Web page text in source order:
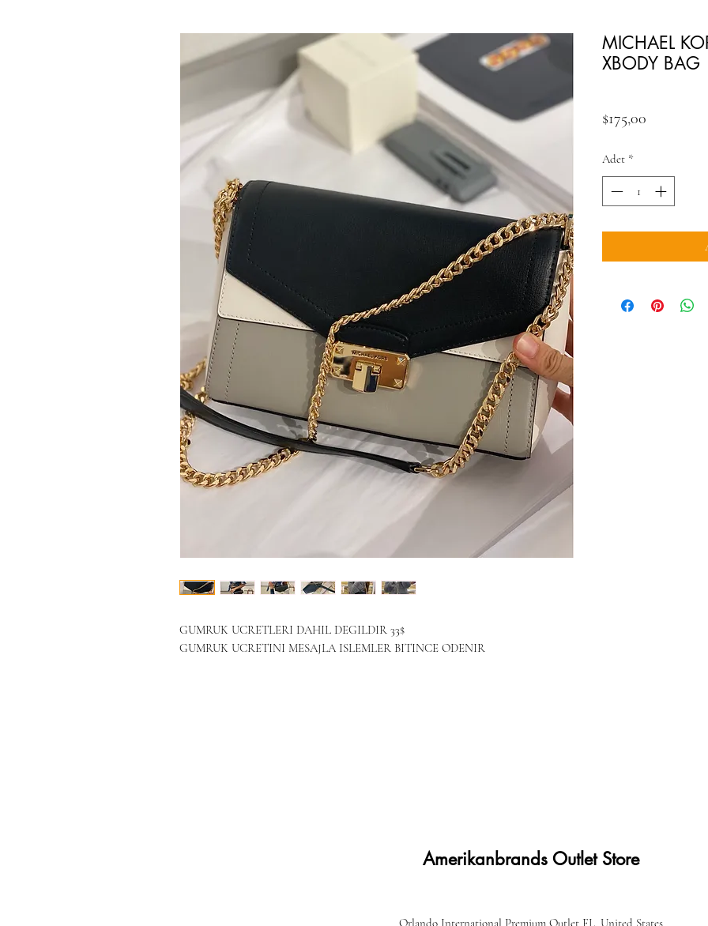
GUMRUK UCRETLERI DAHIL DEGILDIR 33$
GUMRUK UCRETINI MESAJLA ISLEMLER BITINCE ODENIR
MICHAEL
XBODY BAG
$175,00
Adet *
Amerikanbrands Outlet Store
Orlando International Premium Outlet FL, United States